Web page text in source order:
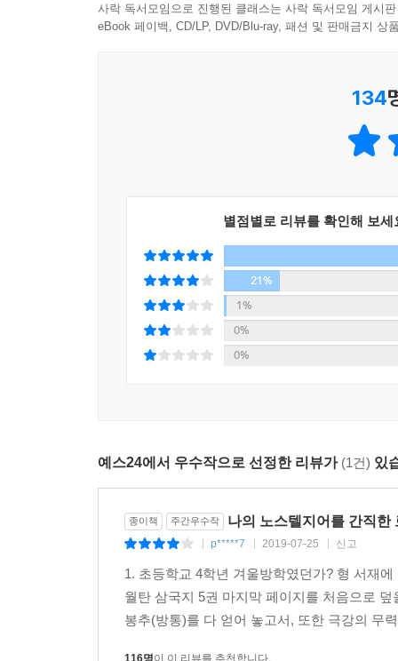
순간 유비의 표정에 실낱같은 희망이 스쳐갔다.
“아마도 오늘은 저에게 매우 운수 좋은 날이 될 것
“아니, 이런 뻔한 거짓말에는 나도 안 속는데, 하
“아니, 필체가 중요한 게 아니라, 이건 그냥 계략
계 시게 하는 것 자체가 제게는 불효입니다. 이렇
유비가 흐느껴 울기 시작했다.
“드디어 유능한 책사를 만나 뜻을 펼쳐 보나 했는
만나 뜻을 펼치십시오.”
서서가 울며 답했다.
“지혜도 없고, 재주가 모자란 사람이 주군의 은
러 방법을 썼는데요. 조선의 제 3대 왕인 태종 이
면서 왕권을 강화시킨 겁니다. 반대로 고려를 건
게 왕씨 성을 하사하는 사성정책으로 포용하거
나누어 주는 역분전을 시행하는 등 포용의 리더
부의 적을 끌어안음으로써 진짜 내 사람으로 만들
---「똑똑한 놈, 착한 놈, 현명한 놈」중에서
『설민석의 삼국지』는 수십여 권에 달하는 방
사건들과 플롯은 단번에 이해하기 쉽게 구성되
난세에 영웅이 나온다는 말처럼, 현재의 우리는
아닐까? 삼국지를 사랑하는 팬들에게는 다들 각
마음속에 속삭인다.『설민석의 삼국지』는 먼저
인생의 참뜻을 간접 체험하면서 자신은 물론 조직
저로서는 더할 나위 없는 기쁨이겠습니다.” _프롤
사락 독서모임으로 진행된 클래스는 사락 독서모임 게시
eBook 페이백, CD/LP, DVD/Blu-ray, 패션 및 판매금지 상
134
별점별로 리뷰를 확인해 보세
21%
1%
0%
0%
예스24에서 우수작으로 선정한 리뷰가 (1건) 있
종이책 주간우수작 나의 노스텔지어를 간직한
p*****7 2019-07-25 신고
1. 초등학교 4학년 겨울방학였던가? 형 서재
월탄 삼국지 5권 마지막 페이지를 처음으로
봉추(방통)를 다 얻어 놓고서, 또한 극강의 무
116명이 이 리뷰를 추천합니다.